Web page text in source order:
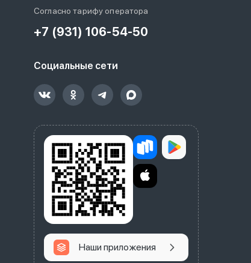
Согласно тарифу оператора
+7 (931) 106-54-50
Социальные сети
Наши приложения